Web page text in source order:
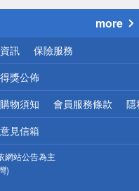
more
訊 保險服務
得獎公佈
購物須知 會員服務條款 隱
意見信箱
網站公告為主
)